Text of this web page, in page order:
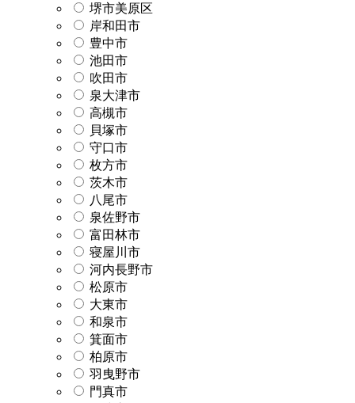
堺市美原区
岸和田市
豊中市
池田市
吹田市
泉大津市
高槻市
貝塚市
守口市
枚方市
茨木市
八尾市
泉佐野市
富田林市
寝屋川市
河内長野市
松原市
大東市
和泉市
箕面市
柏原市
羽曳野市
門真市